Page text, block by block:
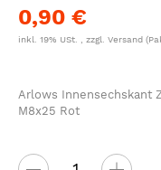
0,90 €
inkl. 19% USt. , zzgl. Versand
Arlows Innensechskant
M8x25 Rot